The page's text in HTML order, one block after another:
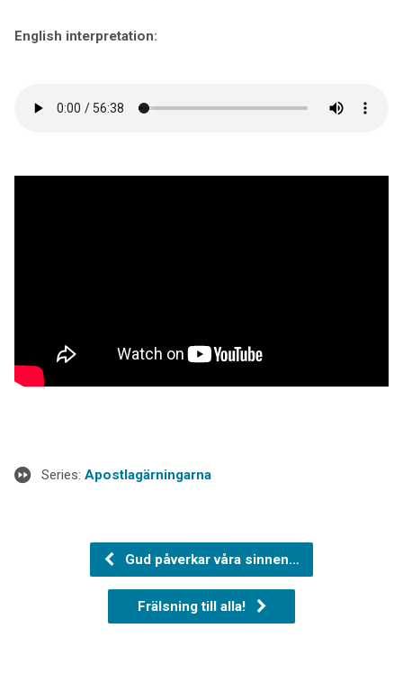
English interpretation:
Series: Apostlagärningarna
Gud påverkar våra sinnen…
Frälsning till alla!